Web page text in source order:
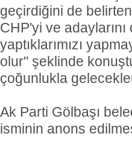
geçirdiğini de
CHP'yi ve
yaptıklarımızı
olur" şeklinde
çoğunlukla
Ak Parti Gölbaşı
isminin anons